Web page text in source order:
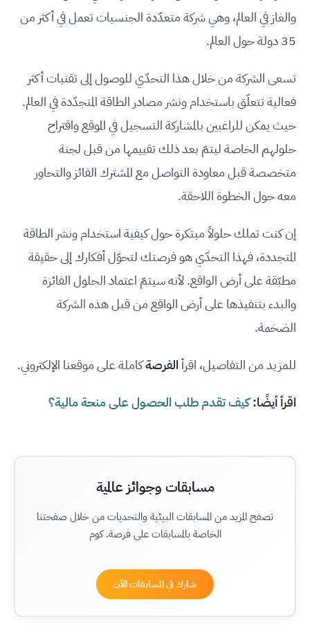
والغاز في العالم، وهي شركة متعدّدة الجنسيات تعمل في أكثر من
35 دولة حول العالم.
تسعى الشركة من خلال هذا التحدّي للوصول إلى تقنيات أكثر
فعالية تتعلّق باستخدام ونشر مصادر الطاقة المتجدّدة في العالم.
حيث يمكن للراغبين بالمشاركة التسجيل في الموقع واقتراح
حلولهم الخاصة ليتمّ بعد ذلك تقييمها من قبل لجنة
متخصصة قبل معاودة التواصل مع المشترك الفائز والتحاور
معه حول الخطوة اللاحقة.
إن كنت تملك حلولاً مبتكرة حول كيفية استخدام ونشر الطاقة
المتجددة، فهذا التحدّي هو فرصتك لتحوّل أفكارك إلى حقيقة
مطبّقة على أرض الواقع. لأنه سيتمّ اعتماد الحلول الفائزة
والبدء بتنفيذها على أرض الواقع من قبل هذه الشركة
الضخمة.
للمزيد من التفاصيل، اقرأالفرصةكاملة على موقعنا الإلكتروني.
اقرأ أيضًا:كيف تقدم طلب الحصول على منحة مالية؟
مسابقات وجوائز عالمية
تصفح المزيد من المسابقات البيئية والتحديات من خلال صفحتنا
الخاصة بالمسابقات على فرصة. كوم
شارك في المسابقات الآن